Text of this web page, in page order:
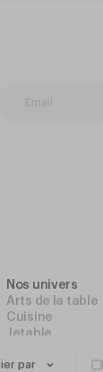
par
Nos univers
Arts de la table
Cuisine
Jetable
Mobilier